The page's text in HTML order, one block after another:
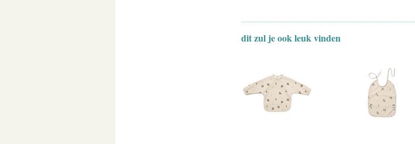
dit zul je ook leuk vinden